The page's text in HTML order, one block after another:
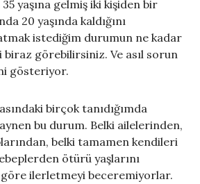
yaşına gelmiş iki kişiden bir
20 yaşında kaldığını
istediğim durumun ne kadar
görebilirsiniz. Ve asıl sorun
gösteriyor.
birçok tanıdığımda
bu durum. Belki ailelerinden,
belki tamamen kendileri
ötürü yaşlarını
göre ilerletmeyi beceremiyorlar.